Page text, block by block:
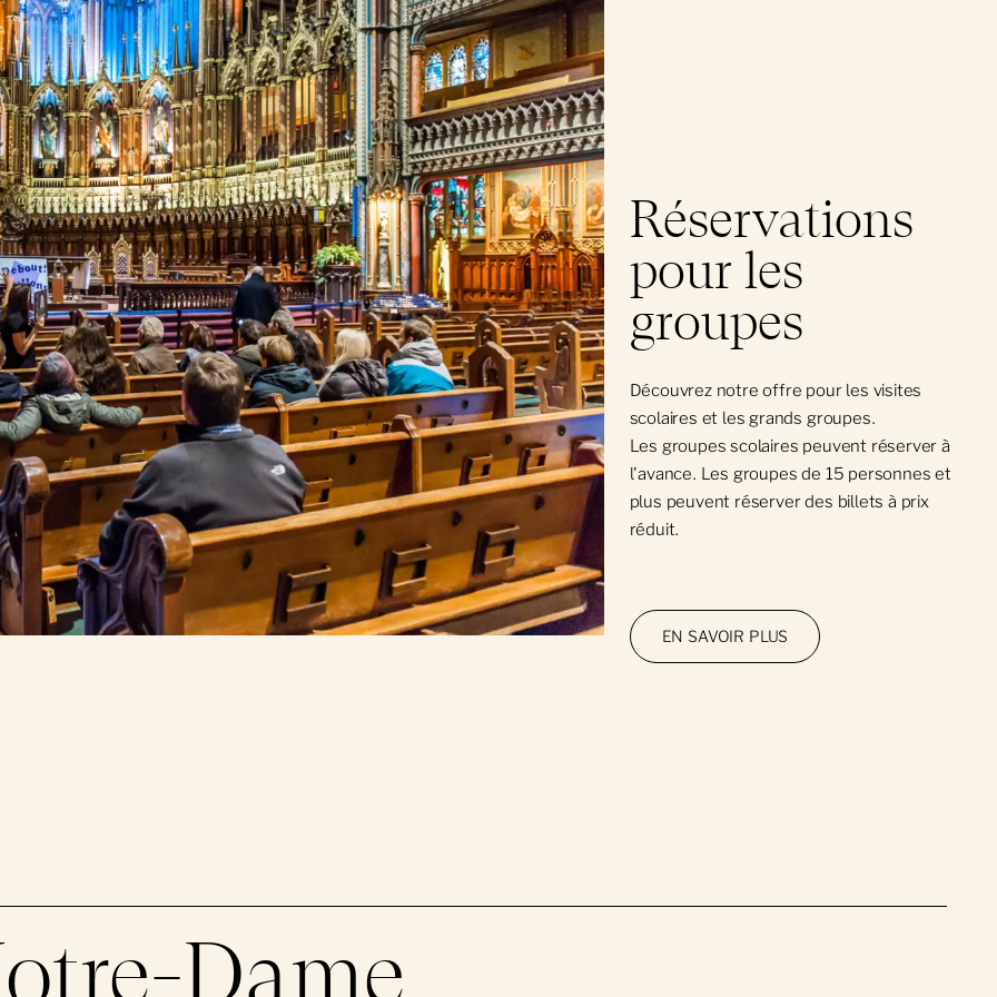
Réservations
pour les
groupes
Découvrez notre offre pour les visites
scolaires et les grands groupes.
Les groupes scolaires peuvent réserver à
l'avance. Les groupes de 15 personnes et
plus peuvent réserver des billets à prix
réduit.
EN SAVOIR PLUS